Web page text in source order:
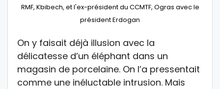
RMF, Kbibech, et l'ex-président du CCMTF, Ogras avec le
président Erdogan
On y faisait déjà illusion avec la
délicatesse d’un éléphant dans un
magasin de porcelaine. On l’a pressentait
comme une inéluctable intrusion. Mais